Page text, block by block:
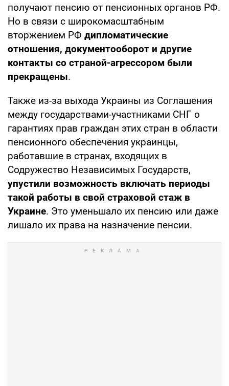
получают пенсию от пенсионных органов РФ.
Но в связи с широкомасштабным
вторжением РФ дипломатические
отношения, документооборот и другие
контакты со страной-агрессором были
прекращены.
Также из-за выхода Украины из Соглашения
между государствами-участниками СНГ о
гарантиях прав граждан этих стран в области
пенсионного обеспечения украинцы,
работавшие в странах, входящих в
Содружество Независимых Государств,
упустили возможность включать периоды
такой работы в свой страховой стаж в
Украине. Это уменьшало их пенсию или даже
лишало их права на назначение пенсии.